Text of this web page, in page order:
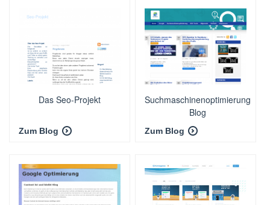
Das Seo-Projekt
Zum Blog
Suchmaschinenoptimierung
Blog
Zum Blog